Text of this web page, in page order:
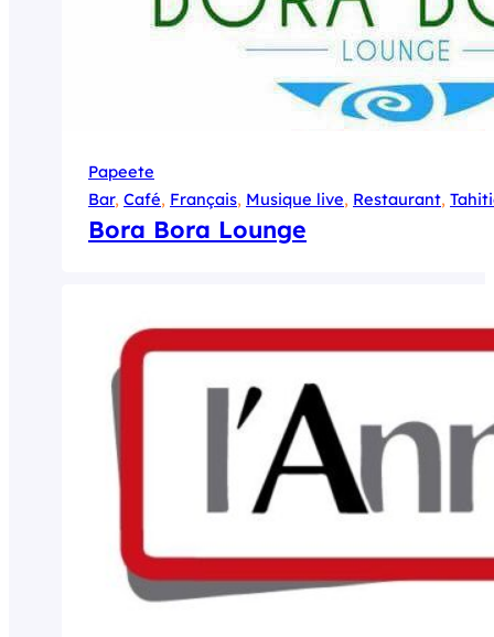
Papeete
Bar, Café, Français, Musique live, Restaurant,
Bora Bora Lounge